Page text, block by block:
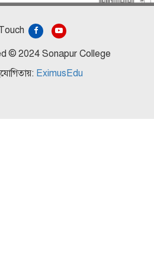
© 2024 Sonapur College
EximusEdu